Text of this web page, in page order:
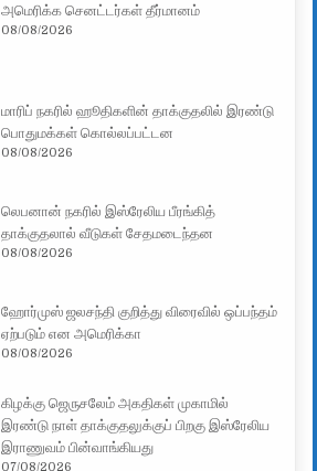
அமெரிக்க செனட்டர்கள் தீர்மானம்
08/08/2026
மாரிப் நகரில் ஹூதிகளின் தாக்குதலில் இரண்டு
பொதுமக்கள் கொல்லப்பட்டன
08/08/2026
லெபனான் நகரில் இஸ்ரேலிய பீரங்கித்
தாக்குதலால் வீடுகள் சேதமடைந்தன
08/08/2026
ஹோர்முஸ் ஜலசந்தி குறித்து விரைவில் ஒப்பந்தம்
ஏற்படும் என அமெரிக்கா
08/08/2026
கிழக்கு ஜெருசலேம் அகதிகள் முகாமில்
இரண்டு நாள் தாக்குதலுக்குப் பிறகு இஸ்ரேலிய
இராணுவம் பின்வாங்கியது
07/08/2026